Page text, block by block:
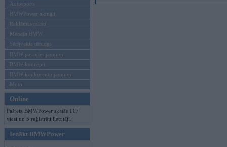
Autosports
BMWPower aktuāli
Reklāmas raksti
Mēneša BMW
Sērijveida tūnings
BMW pasaules jaunumi
BMW koncepti
BMW konkurentu jaunumi
Moto
Online
Pašreiz BMWPower skatās 117
viesi un 5 reģistrēti lietotāji.
Ienākt BMWPower